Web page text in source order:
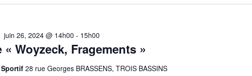
« Woyzeck, Fragements »
juin 26, 2024 @ 14h00 - 15h00
28 rue Georges BRASSENS, TROIS BASSINS